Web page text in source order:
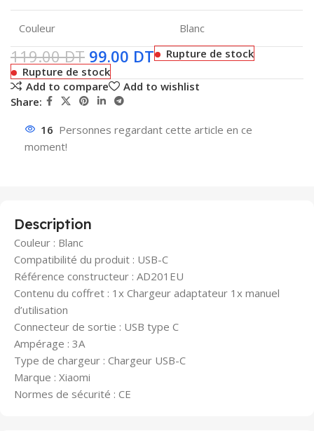
Couleur Blanc
119.00DT 99.00 DT
Rupture de stock
Rupture de stock
Add to compare
Add to wishlist
Share:
16 Personnes regardant cette article en ce
moment!
Description
Couleur : Blanc
Compatibilité du produit : USB-C
Référence constructeur : AD201EU
Contenu du coffret : 1x Chargeur adaptateur 1x manuel
d’utilisation
Connecteur de sortie : USB type C
Ampérage : 3A
Type de chargeur : Chargeur USB-C
Marque : Xiaomi
Normes de sécurité : CE